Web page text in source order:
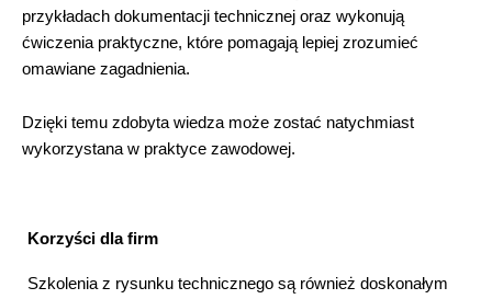
przykładach dokumentacji technicznej oraz wykonują
ćwiczenia praktyczne, które pomagają lepiej zrozumieć
omawiane zagadnienia.
Dzięki temu zdobyta wiedza może zostać natychmiast
wykorzystana w praktyce zawodowej.
Korzyści dla firm
Szkolenia z rysunku technicznego są również doskonałym